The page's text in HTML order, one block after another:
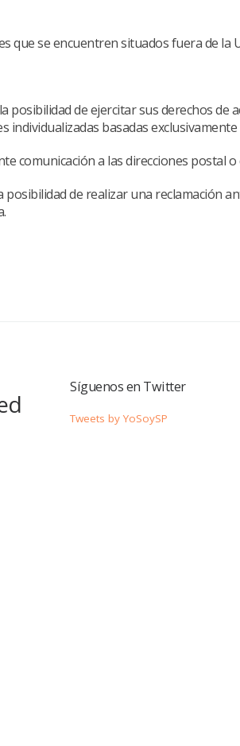
que se encuentren situados fuera de la
posibilidad de ejercitar sus derechos
individualizadas basadas
comunicación a las direcciones postal
de realizar una reclamación
Síguenos en Twitter
Tweets by YoSoySP